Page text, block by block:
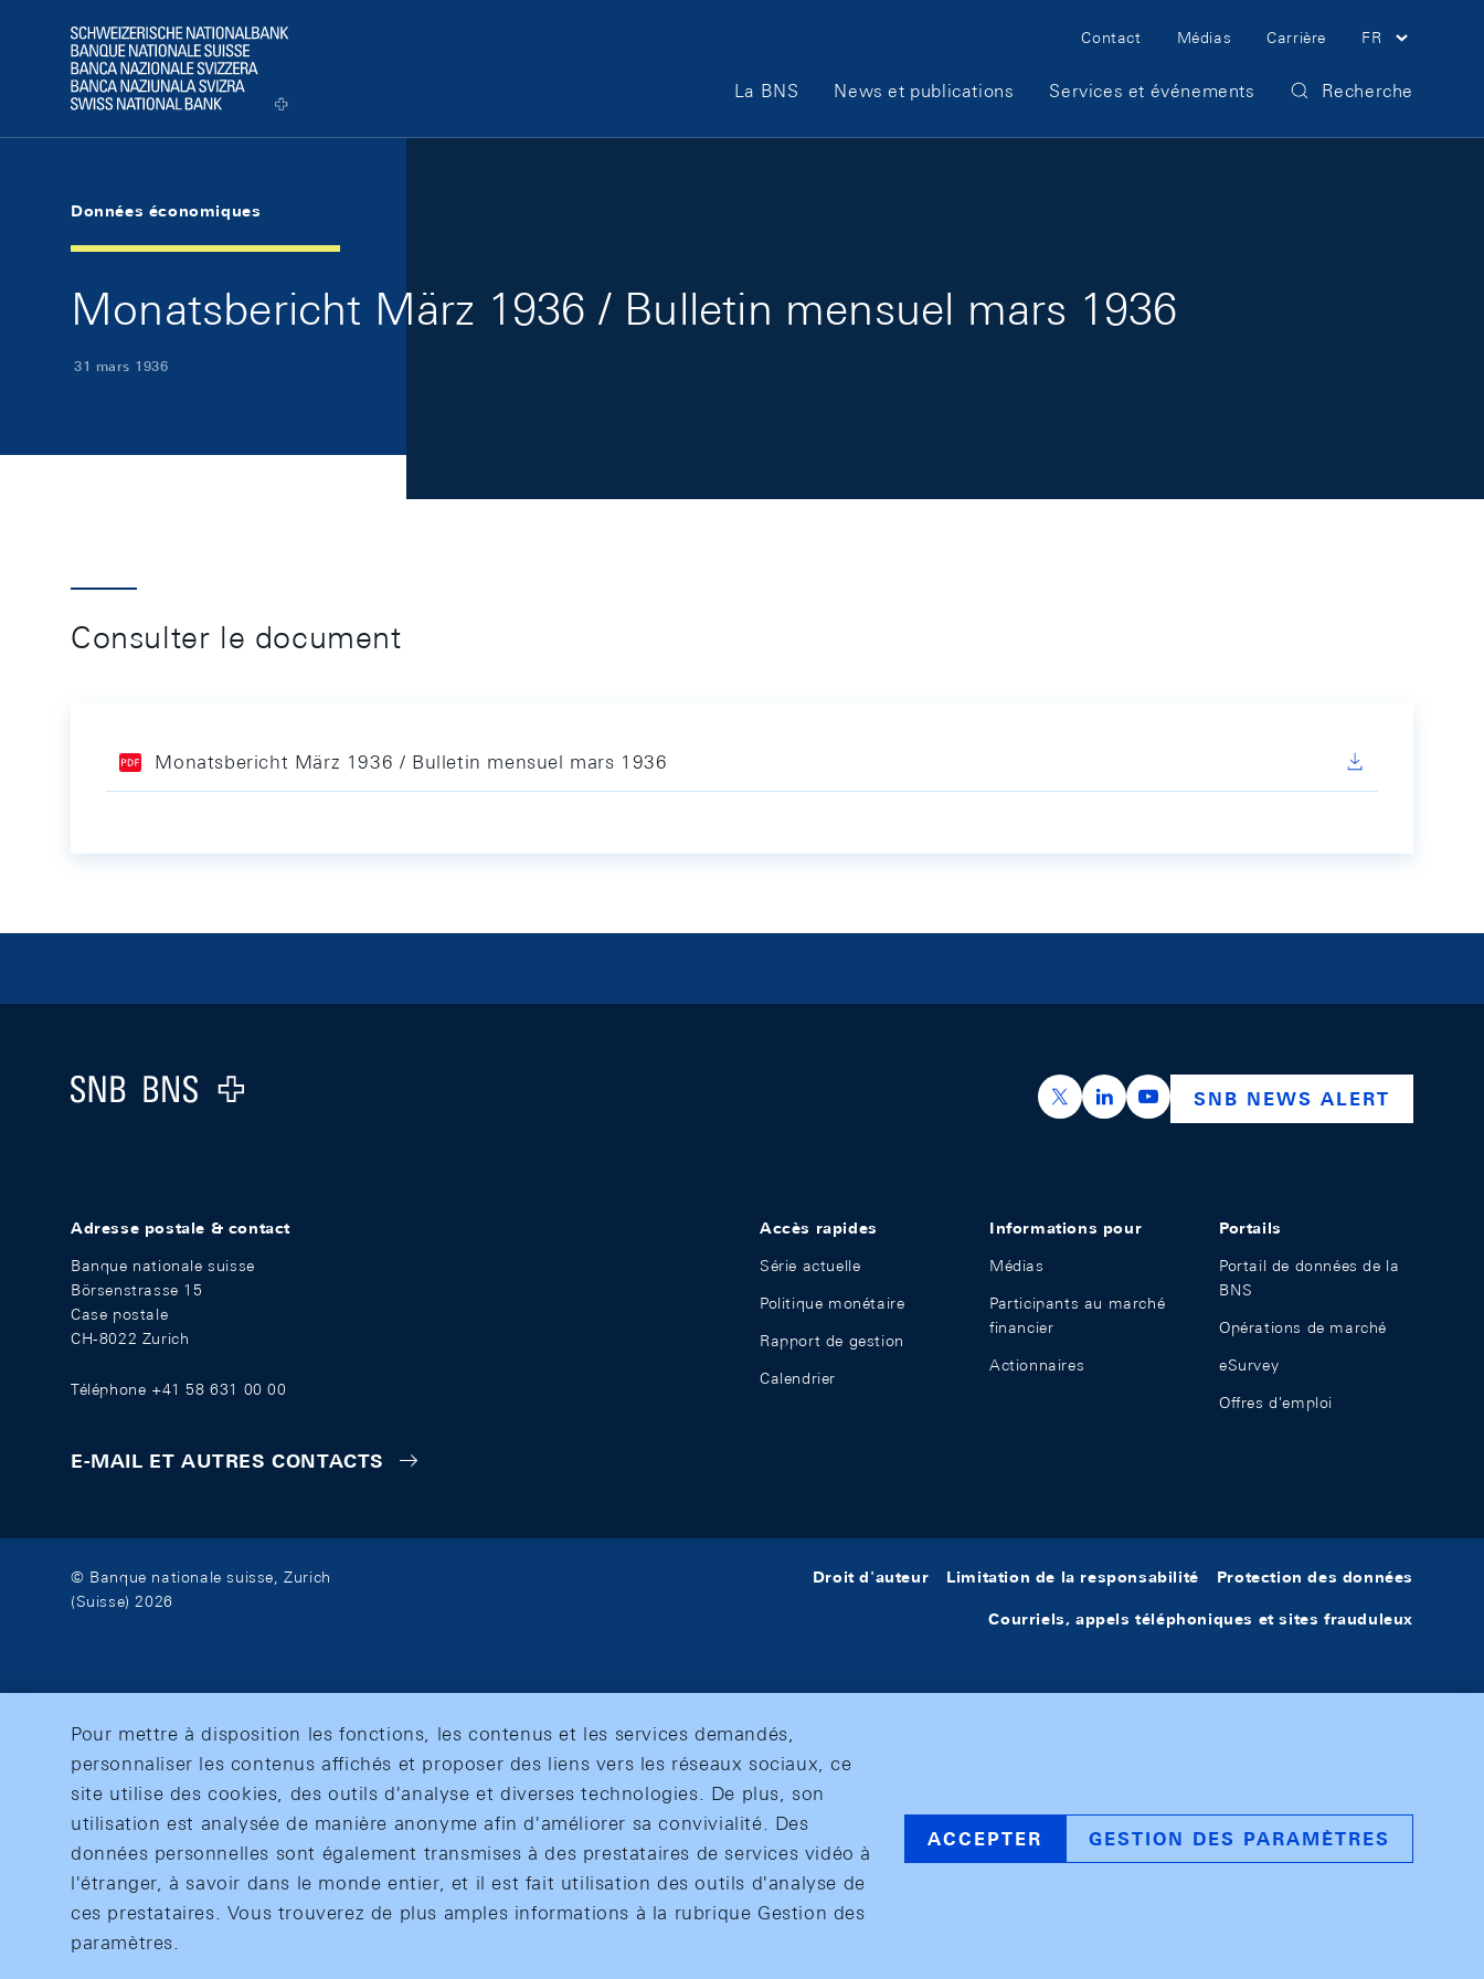
Logo
Meta Navigation
Contact Médias Carrière FR
Main Navigation
La BNS News et publications Services et événements Recherche
Données économiques
Monatsbericht März 1936 / Bulletin mensuel mars 1936
31 mars 1936
Consulter le document
Monatsbericht März 1936 / Bulletin mensuel mars 1936
Logo
https://x.com/snb_bns
https://ch.linkedin.com/company/swiss-
https://www.youtube.com/
SNB NEWS ALERT
Adresse postale & contact
Banque nationale suisse
Börsenstrasse 15
Case postale
CH-8022 Zurich
Téléphone +41 58 631 00 00
E-MAIL ET AUTRES CONTACTS
Accès rapides
Série actuelle
Politique monétaire
Rapport de gestion
Calendrier
Informations pour
Médias
Participants au marché
financier
Actionnaires
Portails
Portail de données de la
BNS
Opérations de marché
eSurvey
Offres d'emploi
© Banque nationale suisse, Zurich
(Suisse) 2026
Droit d'auteur Limitation de la responsabilité Protection des données
Courriels, appels téléphoniques et sites frauduleux
Pour mettre à disposition les fonctions, les contenus et les services demandés,
personnaliser les contenus affichés et proposer des liens vers les réseaux sociaux, ce
site utilise des cookies, des outils d'analyse et diverses technologies. De plus, son
utilisation est analysée de manière anonyme afin d'améliorer sa convivialité. Des
données personnelles sont également transmises à des prestataires de services vidéo à
l'étranger, à savoir dans le monde entier, et il est fait utilisation des outils d'analyse de
ces prestataires. Vous trouverez de plus amples informations à la rubrique Gestion des
paramètres.
ACCEPTER GESTION DES PARAMÈTRES